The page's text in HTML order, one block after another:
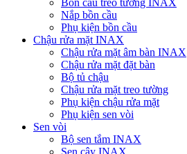
Bồn cầu treo tường INAX
Nắp bồn cầu
Phụ kiện bồn cầu
Chậu rửa mặt INAX
Chậu rửa mặt âm bàn INAX
Chậu rửa mặt đặt bàn
Bộ tủ chậu
Chậu rửa mặt treo tường
Phụ kiện chậu rửa mặt
Phụ kiện sen vòi
Sen vòi
Bộ sen tắm INAX